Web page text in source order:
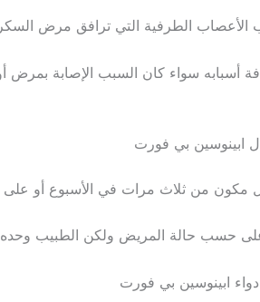
أسبابه سواء كان السبب الإصابة بمرض أو
ابينوسين بي فورت
دواء ابينوسين بي فورت